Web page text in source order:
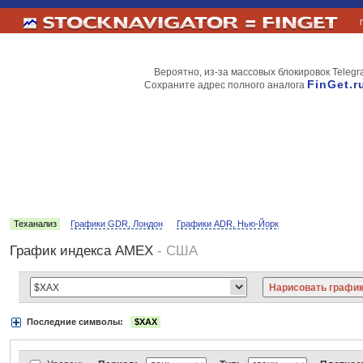
Вероятно, из-за массовых блокировок
Сохраните адрес полного аналога
Теханализ Графики GDR, Лондон Графики ADR, Нью-Йорк
График индекса AMEX - США
Последние символы:
$XAX
АДР Нью-Йорк:
Вымпелком Газпром Газпромнефть Киви ЛУКойл